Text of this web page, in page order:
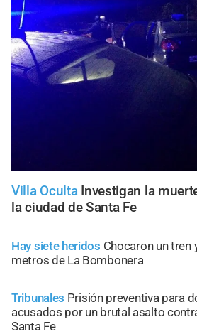
Villa Oculta Investigan la
la ciudad de Santa Fe
Hay siete heridos Chocaron un tren
metros de La Bombonera
Tribunales Prisión preventiva para
acusados por un brutal asalto
Santa Fe